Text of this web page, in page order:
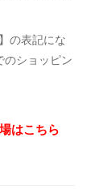
の表記にな
のショッピン
はこちら